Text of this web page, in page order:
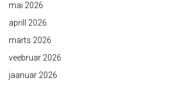
mai 2026
aprill 2026
märts 2026
veebruar 2026
jaanuar 2026